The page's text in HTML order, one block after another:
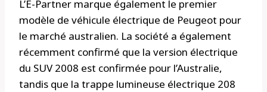
L’E-Partner marque également le premier
modèle de véhicule électrique de Peugeot pour
le marché australien. La société a également
récemment confirmé que la version électrique
du SUV 2008 est confirmée pour l’Australie,
tandis que la trappe lumineuse électrique 208